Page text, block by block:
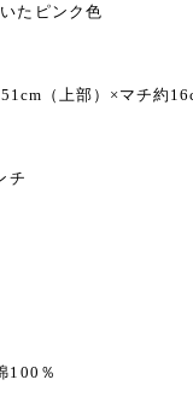
たピンク色
（上部）×マチ約
チ
％